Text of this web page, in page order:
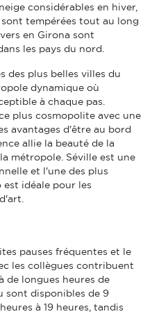
considérables en hiver,
tempérées tout au long
en Girona sont
les pays du nord.
des plus belles villes du
dynamique où
à chaque pas.
plus cosmopolite avec une
avantages d'être au bord
allie la beauté de la
métropole. Séville est une
et l'une des plus
idéale pour les
pauses fréquentes et le
les collègues contribuent
de longues heures de
sont disponibles de 9
à 19 heures, tandis